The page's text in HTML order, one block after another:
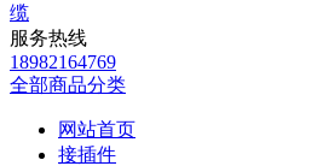
缆
服务热线
18982164769
全部商品分类
网站首页
接插件